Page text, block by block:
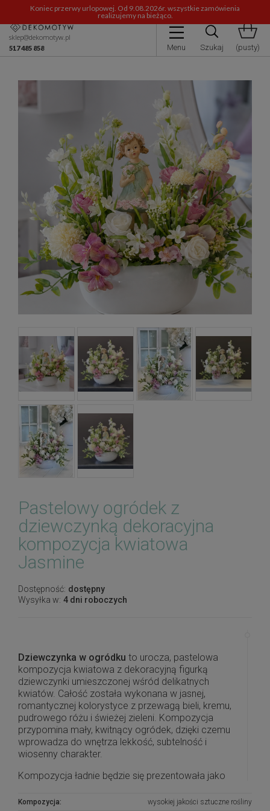
Koniec przerwy urlopowej. Od 9.08.2026r. wszystkie zamówienia
realizujemy na bieżąco.
Menu Szukaj (pusty)
sklep@dekomotyw.pl
517 485 858
Pastelowy ogródek z
dziewczynką dekoracyjna
kompozycja kwiatowa
Jasmine
Dostępność: dostępny
Wysyłka w: 4 dni roboczych
Dziewczynka w ogródku to urocza, pastelowa
kompozycja kwiatowa z dekoracyjną figurką
dziewczynki umieszczonej wśród delikatnych
kwiatów. Całość została wykonana w jasnej,
romantycznej kolorystyce z przewagą bieli, kremu,
pudrowego różu i świeżej zieleni. Kompozycja
przypomina mały, kwitnący ogródek, dzięki czemu
wprowadza do wnętrza lekkość, subtelność i
wiosenny charakter.
Kompozycja ładnie będzie się prezentowała jako
witryny, komody lub recepcji. Może być również
Kompozycja: wysokiej jakości sztuczne rośliny